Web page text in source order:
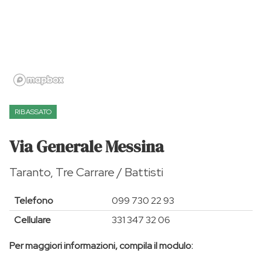
RIBASSATO
Via Generale Messina
Taranto, Tre Carrare / Battisti
Telefono
099 730 22 93
Cellulare
331 347 32 06
Per maggiori informazioni, compila il modulo: